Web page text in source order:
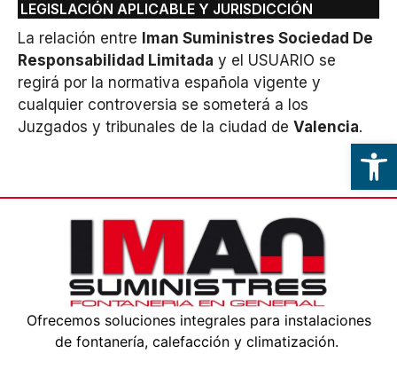
Abrir
LEGISLACIÓN APLICABLE Y JURISDICCIÓN
La relación entre Iman Suministres Sociedad De
Responsabilidad Limitada y el USUARIO se
regirá por la normativa española vigente y
cualquier controversia se someterá a los
Juzgados y tribunales de la ciudad de Valencia.
Ofrecemos soluciones integrales para instalaciones
de fontanería, calefacción y climatización.